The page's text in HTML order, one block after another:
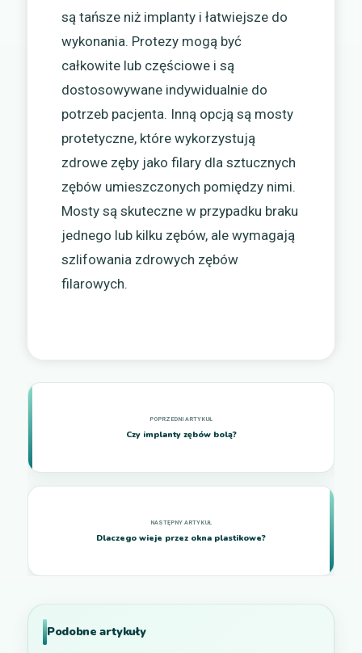
są tańsze niż implanty i łatwiejsze do
wykonania. Protezy mogą być
całkowite lub częściowe i są
dostosowywane indywidualnie do
potrzeb pacjenta. Inną opcją są mosty
protetyczne, które wykorzystują
zdrowe zęby jako filary dla sztucznych
zębów umieszczonych pomiędzy nimi.
Mosty są skuteczne w przypadku braku
jednego lub kilku zębów, ale wymagają
szlifowania zdrowych zębów
filarowych.
Czy implanty zębów bolą?
Dlaczego wieje przez okna plastikowe?
Podobne artykuły